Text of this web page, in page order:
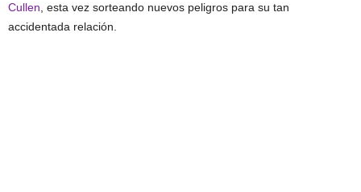
Cullen , esta vez sorteando nuevos peligros para su tan
accidentada relación.